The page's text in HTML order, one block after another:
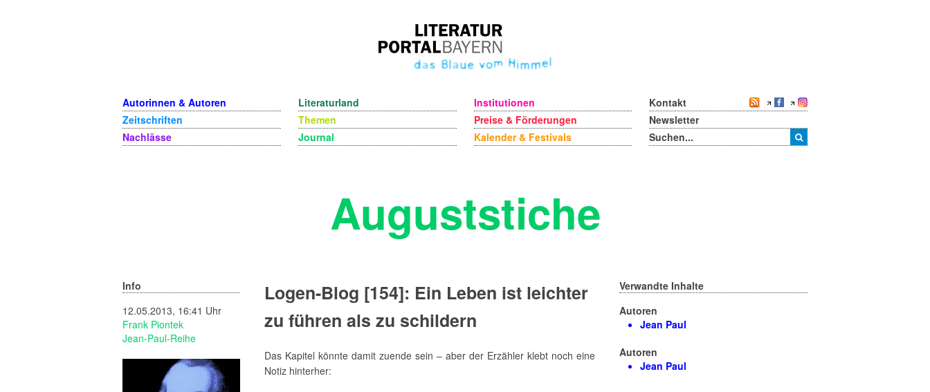
Autorinnen & Autoren
Zeitschriften
Nachlässe
Literaturland
Themen
Journal
Institutionen
Preise & Förderungen
Kalender & Festivals
Kontakt
Newsletter
Auguststiche
Info
12.05.2013, 16:41 Uhr
Frank Piontek
Jean-Paul-Reihe
Logen-Blog [154]: Ein Leben ist leichter
zu führen als zu schildern
Das Kapitel könnte damit zuende sein – aber der Erzähler klebt noch eine
Notiz hinterher:
Verwandte Inhalte
Autoren
Jean Paul
Autoren
Jean Paul